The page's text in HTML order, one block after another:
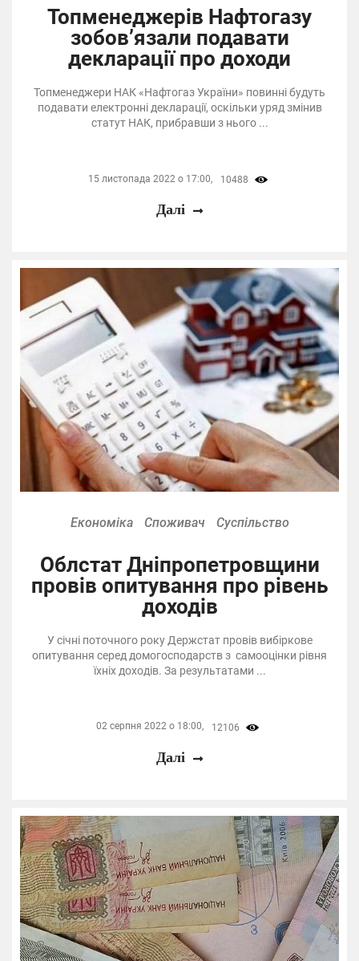
Топменеджерів Нафтогазу
зобов’язали подавати
декларації про доходи
Топменеджери НАК «Нафтогаз України» повинні будуть
подавати електронні декларації, оскільки уряд змінив
статут НАК, прибравши з нього ...
15 листопада 2022 о 17:00, 10488
Далі
Економіка Споживач Суспільство
Облстат Дніпропетровщини
провів опитування про рівень
доходів
У січні поточного року Держстат провів вибіркове
опитування серед домогосподарств з самооцінки рівня
їхніх доходів. За результатами ...
02 серпня 2022 о 18:00, 12106
Далі